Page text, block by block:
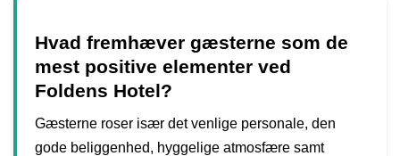
Hvad fremhæver gæsterne som de
mest positive elementer ved
Foldens Hotel?
Gæsterne roser især det venlige personale, den
gode beliggenhed, hyggelige atmosfære samt